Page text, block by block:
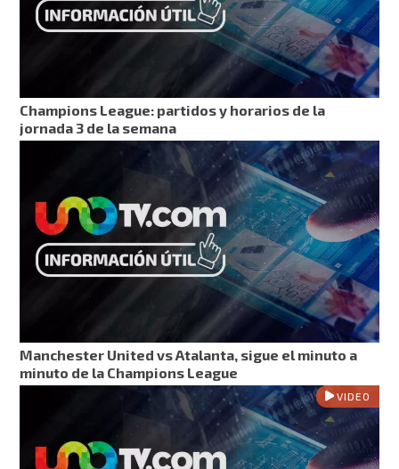
Champions League: partidos y horarios de la
jornada 3 de la semana
Manchester United vs Atalanta, sigue el minuto a
minuto de la Champions League
VIDEO